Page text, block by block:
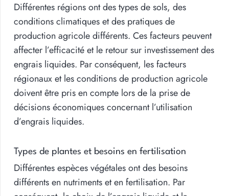
Différentes régions ont des types de sols, des
conditions climatiques et des pratiques de
production agricole différents. Ces facteurs peuvent
affecter l’efficacité et le retour sur investissement des
engrais liquides. Par conséquent, les facteurs
régionaux et les conditions de production agricole
doivent être pris en compte lors de la prise de
décisions économiques concernant l’utilisation
d’engrais liquides.
Types de plantes et besoins en fertilisation
Différentes espèces végétales ont des besoins
différents en nutriments et en fertilisation. Par